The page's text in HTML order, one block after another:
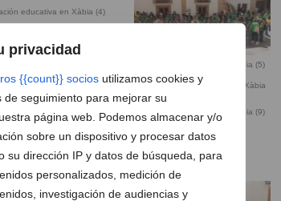
privacidad
{{count}} socios utilizamos cookies y
de seguimiento para mejorar su
página web. Podemos almacenar y/o
sobre un dispositivo y procesar datos
su dirección IP y datos de búsqueda, para
personalizados, medición de
investigación de audiencias y
educativa en Xàbia (4)
Movilización educativa en Xàbia (5)
educativa en Xàbia (8) Movilización educativa en Xàbia (9)